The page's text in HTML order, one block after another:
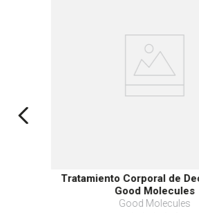
Tratamiento Corporal de
Good Molecules
Good Molecules